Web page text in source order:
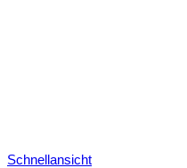
Schnellansicht